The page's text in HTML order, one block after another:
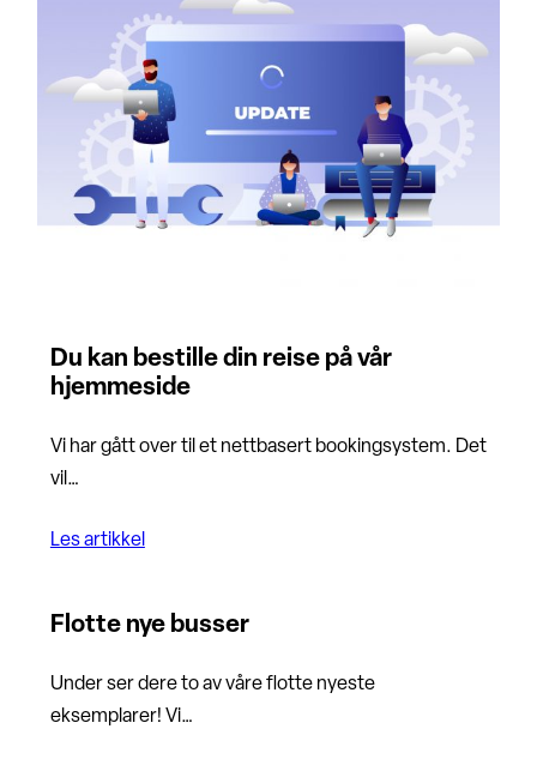
Du kan bestille din reise på vår
hjemmeside
Vi har gått over til et nettbasert bookingsystem. Det
vil…
Les artikkel
Flotte nye busser
Under ser dere to av våre flotte nyeste
eksemplarer! Vi…